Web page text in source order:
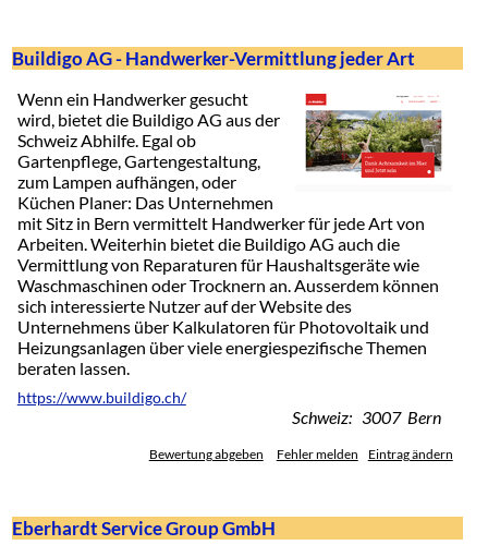
Buildigo AG - Handwerker-Vermittlung jeder Art
Wenn ein Handwerker gesucht
wird, bietet die Buildigo AG aus der
Schweiz Abhilfe. Egal ob
Gartenpflege, Gartengestaltung,
zum Lampen aufhängen, oder
Küchen Planer: Das Unternehmen
mit Sitz in Bern vermittelt Handwerker für jede Art von
Arbeiten. Weiterhin bietet die Buildigo AG auch die
Vermittlung von Reparaturen für Haushaltsgeräte wie
Waschmaschinen oder Trocknern an. Ausserdem können
sich interessierte Nutzer auf der Website des
Unternehmens über Kalkulatoren für Photovoltaik und
Heizungsanlagen über viele energiespezifische Themen
beraten lassen.
https://www.buildigo.ch/
Schweiz: 3007 Bern
Bewertung abgeben Fehler melden Eintrag ändern
Eberhardt Service Group GmbH